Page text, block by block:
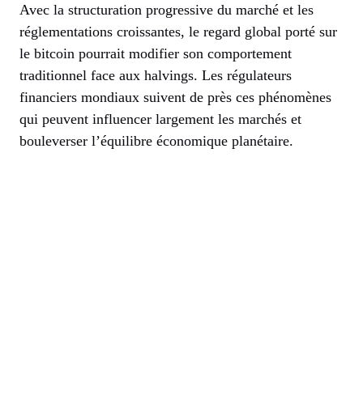
Avec la structuration progressive du marché et les
réglementations croissantes, le regard global porté sur
le bitcoin pourrait modifier son comportement
traditionnel face aux halvings. Les régulateurs
financiers mondiaux suivent de près ces phénomènes
qui peuvent influencer largement les marchés et
bouleverser l’équilibre économique planétaire.